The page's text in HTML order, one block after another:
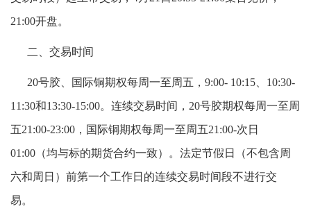
21:00开盘。
二、交易时间
20号胶、国际铜期权每周一至周五，9:00- 10:15、10:30-
11:30和13:30-15:00。连续交易时间，20号胶期权每周一至周
五21:00-23:00，国际铜期权每周一至周五21:00-次日
01:00（均与标的期货合约一致）。法定节假日（不包含周
六和周日）前第一个工作日的连续交易时间段不进行交
易。